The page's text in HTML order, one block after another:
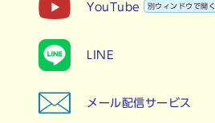
YouTube 別ウィンドウで開く
LINE
メール配信サービス